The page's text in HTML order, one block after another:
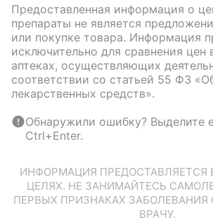
Предоставленная информация о
препараты не является
или покупке товара. Информация
исключительно для сравнения цен
аптеках, осуществляющих
соответствии со статьей 55 ФЗ
лекарственных средств».
Обнаружили ошибку? Выделите
Ctrl+Enter.
ИНФОРМАЦИЯ ПРЕДОСТАВЛЯЕТСЯ
ЦЕЛЯХ. НЕ ЗАНИМАЙТЕСЬ
ПЕРВЫХ ПРИЗНАКАХ ЗАБОЛЕВАНИЯ
ВРАЧУ.